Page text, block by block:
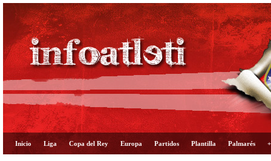
Inicio Liga Copa del Rey Europa Partidos Plantilla Palmarés